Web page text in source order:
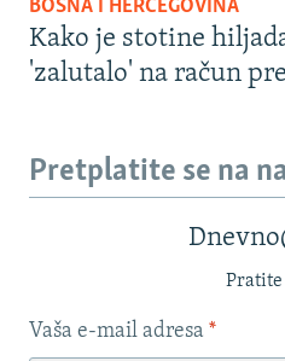
BOSNA I HERCEGOVINA
Kako je stotine
'zalutalo' na račun
Pretplatite se na
Pratite
Vaša e-mail adresa *